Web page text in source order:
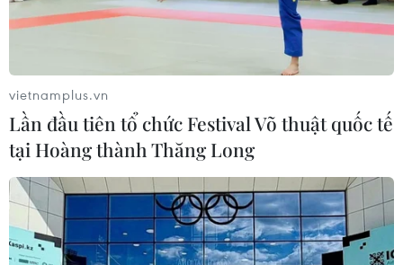
vietnamplus.vn
Lần đầu tiên tổ chức Festival Võ thuật quốc tế
tại Hoàng thành Thăng Long